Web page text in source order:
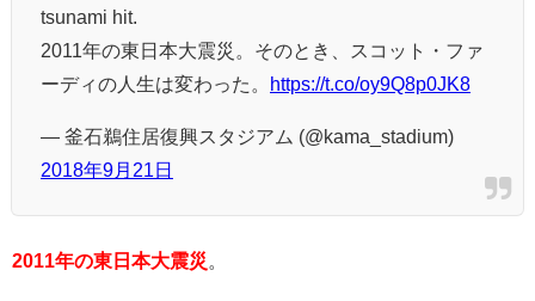
tsunami hit.
2011年の東日本大震災。そのとき、スコット・ファ
ーディの人生は変わった。
https://t.co/oy9Q8p0JK8
— 釜石鵜住居復興スタジアム (@kama_stadium)
2018年9月21日
2011年の東日本大震災